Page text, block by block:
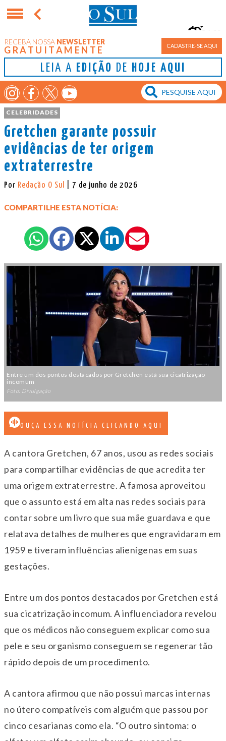
RECEBA NOSSA NEWSLETTER
GRATUITAMENTE CADASTRE-SE AQUI
LEIA A EDIÇÃO DE HOJE AQUI
Porto Alegre
16°
CELEBRIDADES
Gretchen garante possuir
evidências de ter origem
extraterrestre
Por Redação O Sul | 7 de junho de 2026
COMPARTILHE ESTA NOTÍCIA:
Entre um dos pontos destacados por Gretchen está sua cicatrização
incomum
Foto: Divulgação
OUÇA ESSA NOTÍCIA CLICANDO AQUI
A cantora Gretchen, 67 anos, usou as redes sociais
para compartilhar evidências de que acredita ter
uma origem extraterrestre. A famosa aproveitou
que o assunto está em alta nas redes sociais para
contar sobre um livro que sua mãe guardava e que
relatava detalhes de mulheres que engravidaram em
1959 e tiveram influências alienígenas em suas
gestações.
Entre um dos pontos destacados por Gretchen está
sua cicatrização incomum. A influenciadora revelou
que os médicos não conseguem explicar como sua
pele e seu organismo conseguem se regenerar tão
rápido depois de um procedimento.
A cantora afirmou que não possui marcas internas
no útero compatíveis com alguém que passou por
cinco cesarianas como ela. “O outro sintoma: o